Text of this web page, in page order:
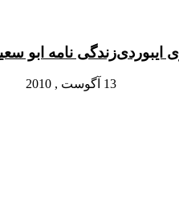
ایبوردیزندگی نامه ابو
13 آگوست , 2010